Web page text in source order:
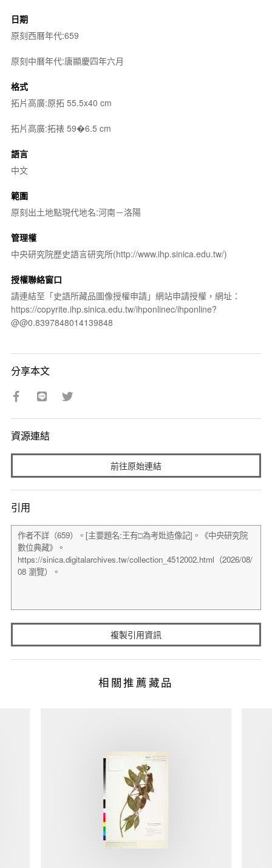
日期
原刻西曆年代:659
原刻中曆年代:唐顯慶四年六月
格式
拓片高廣:原拓 55.5x40 cm
拓片高廣:拓裱 59�6.5 cm
語言
中文
範圍
原刻出土地點現代地名:河南－洛陽
管理權
中央研究院歷史語言研究所(http://www.ihp.sinica.edu.tw/)
授權聯絡窗口
請連結至「史語所藏品圖像授權申請」網站申請授權，網址：
https://copyrite.ihp.sinica.edu.tw/ihponlinec/ihponline?
@@0.8397848014139848
分享本文
資源連結
前往原始連結
引用
複製引用資訊
相關推薦藏品